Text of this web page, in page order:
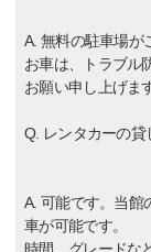
A. 無料の駐車場が
お車は、トラブル
お願い申し上げま
Q. レンタカーの貸
A. 可能です。当館
車が可能です。